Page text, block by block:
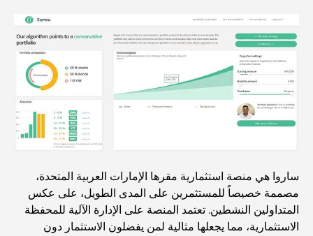
منصات التداول في الإمارات العربية المتحدة: دليل للمستثمرين
نادي شاطئ العائلة في دبي: حيث يلتقي المرح بالاسترخاء
أفضل مدارس البكالوريا الدولية في دبي: دليل شامل لأولياء
الأمور
المخطط الرئيسي لتلال دبي: رؤية للحياة المجتمعية العصرية
مطعم دار أوبرا دبي: حيث يلتقي الطعام الفاخر بالثقافة
ساروا هي منصة استثمارية مقرها الإمارات العربية المتحدة،
مصممة خصيصاً للمستثمرين على المدى الطويل، على عكس
المتداولين النشطين. تعتمد المنصة على الإدارة الآلية للمحفظة
الاستثمارية، مما يجعلها مثالية لمن يفضلون الاستثمار دون